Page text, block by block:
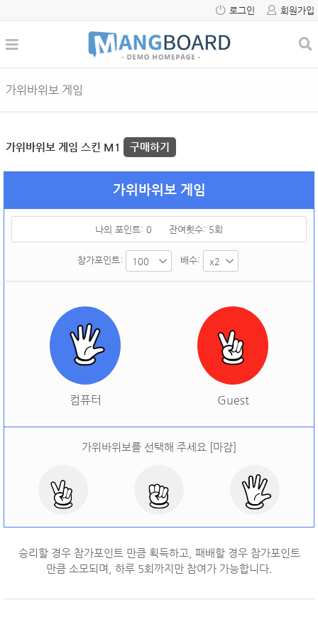
로그인 회원가입
가위바위보 게임
가위바위보 게임 스킨 M1 구매하기
가위바위보 게임
나의 포인트: 0 잔여횟수: 5회
참가포인트: 배수:
컴퓨터 Guest
가위바위보를 선택해 주세요 [마감]
[ 오늘 승률: 오늘 결과: ]
승리할 경우 참가포인트 만큼 획득하고, 패배할 경우 참가포인트
만큼 소모되며, 하루 5회까지만 참여가 가능합니다.